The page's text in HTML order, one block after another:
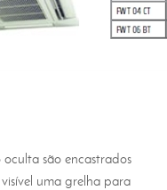
são encastrados
uma grelha para